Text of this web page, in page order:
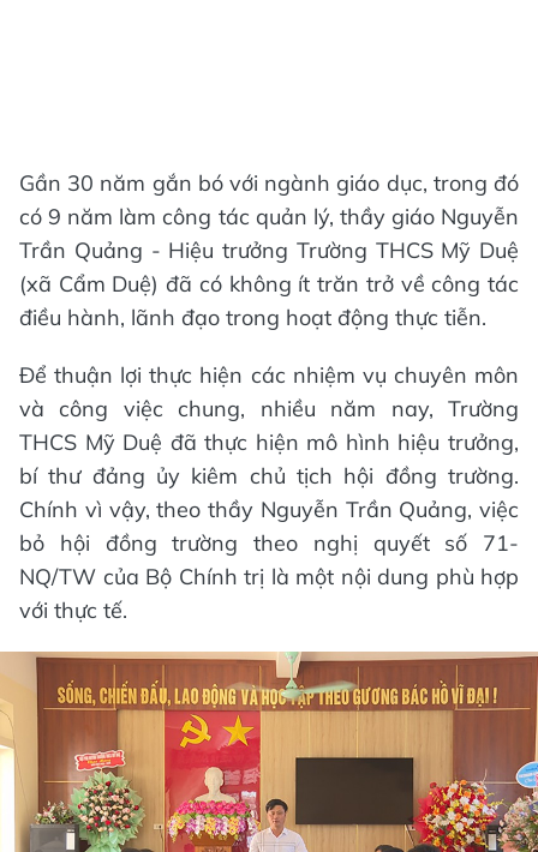
Gần 30 năm gắn bó với ngành giáo dục, trong đó
có 9 năm làm công tác quản lý, thầy giáo Nguyễn
Trần Quảng - Hiệu trưởng Trường THCS Mỹ Duệ
(xã Cẩm Duệ) đã có không ít trăn trở về công tác
điều hành, lãnh đạo trong hoạt động thực tiễn.
Để thuận lợi thực hiện các nhiệm vụ chuyên môn
và công việc chung, nhiều năm nay, Trường
THCS Mỹ Duệ đã thực hiện mô hình hiệu trưởng,
bí thư đảng ủy kiêm chủ tịch hội đồng trường.
Chính vì vậy, theo thầy Nguyễn Trần Quảng, việc
bỏ hội đồng trường theo nghị quyết số 71-
NQ/TW của Bộ Chính trị là một nội dung phù hợp
với thực tế.